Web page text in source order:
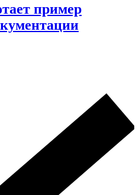
пример